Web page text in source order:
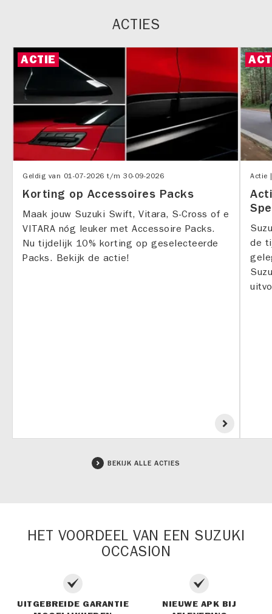
ACTIES
ACTIE
Geldig van 01-07-2026 t/m 30-09-2026
Korting op Accessoires Packs
Maak jouw Suzuki Swift, Vitara, S-Cross of e
VITARA nóg leuker met Accessoire Packs.
Nu tijdelijk 10% korting op geselecteerde
Packs. Bekijk de actie!
Actie
de
BEKIJK ALLE ACTIES
HET VOORDEEL VAN EEN SUZUKI
OCCASION
UITGEBREIDE GARANTIE
NIEUWE APK BIJ